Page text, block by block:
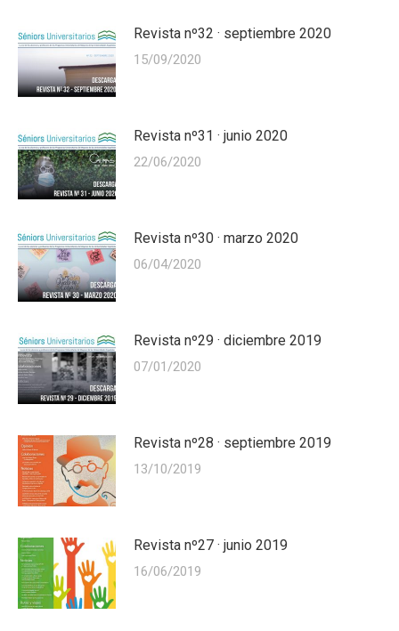
Revista nº32 · septiembre 2020
15/09/2020
Revista nº31 · junio 2020
22/06/2020
Revista nº30 · marzo 2020
06/04/2020
Revista nº29 · diciembre 2019
07/01/2020
Revista nº28 · septiembre 2019
13/10/2019
Revista nº27 · junio 2019
16/06/2019